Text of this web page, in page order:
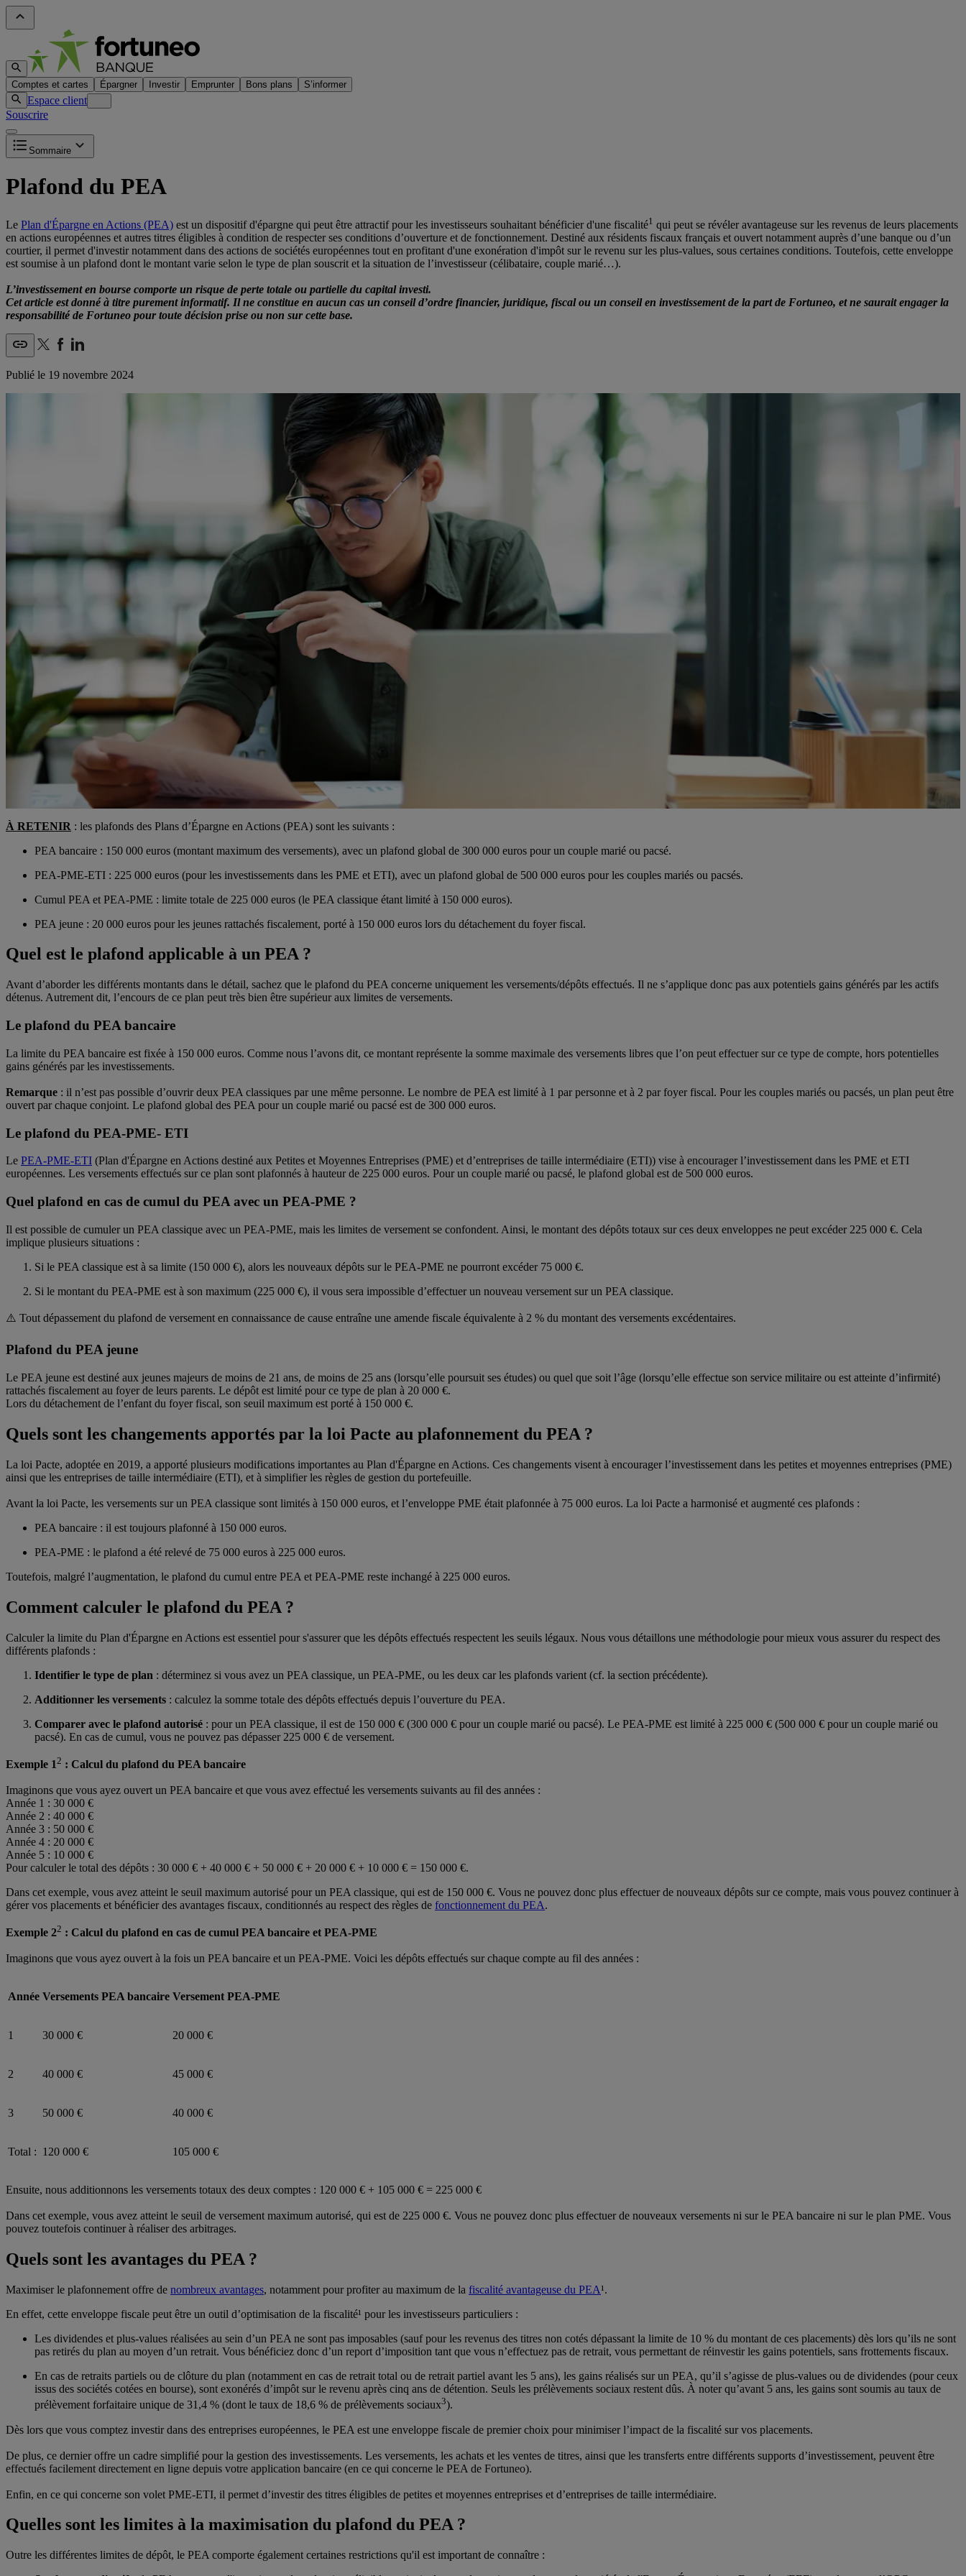
Comptes et cartes Épargner Investir Emprunter Bons plans S’informer
Espace client
Souscrire
Sommaire
Plafond du PEA
Le Plan d'Épargne en Actions (PEA) est un dispositif d'épargne qui peut être attractif pour les investisseurs souhaitant bénéficier d'une fiscalité1 qui peut se révéler avantageuse sur les revenus de leurs placements
en actions européennes et autres titres éligibles à condition de respecter ses conditions d’ouverture et de fonctionnement. Destiné aux résidents fiscaux français et ouvert notamment auprès d’une banque ou d’un
courtier, il permet d'investir notamment dans des actions de sociétés européennes tout en profitant d'une exonération d'impôt sur le revenu sur les plus-values, sous certaines conditions. Toutefois, cette enveloppe
est soumise à un plafond dont le montant varie selon le type de plan souscrit et la situation de l’investisseur (célibataire, couple marié…).
L’investissement en bourse comporte un risque de perte totale ou partielle du capital investi.
Cet article est donné à titre purement informatif. Il ne constitue en aucun cas un conseil d’ordre financier, juridique, fiscal ou un conseil en investissement de la part de Fortuneo, et ne saurait engager la
responsabilité de Fortuneo pour toute décision prise ou non sur cette base.
Publié le 19 novembre 2024
À RETENIR : les plafonds des Plans d’Épargne en Actions (PEA) sont les suivants :
PEA bancaire : 150 000 euros (montant maximum des versements), avec un plafond global de 300 000 euros pour un couple marié ou pacsé.
PEA-PME-ETI : 225 000 euros (pour les investissements dans les PME et ETI), avec un plafond global de 500 000 euros pour les couples mariés ou pacsés.
Cumul PEA et PEA-PME : limite totale de 225 000 euros (le PEA classique étant limité à 150 000 euros).
PEA jeune : 20 000 euros pour les jeunes rattachés fiscalement, porté à 150 000 euros lors du détachement du foyer fiscal.
Quel est le plafond applicable à un PEA ?
Avant d’aborder les différents montants dans le détail, sachez que le plafond du PEA concerne uniquement les versements/dépôts effectués. Il ne s’applique donc pas aux potentiels gains générés par les actifs
détenus. Autrement dit, l’encours de ce plan peut très bien être supérieur aux limites de versements.
Le plafond du PEA bancaire
La limite du PEA bancaire est fixée à 150 000 euros. Comme nous l’avons dit, ce montant représente la somme maximale des versements libres que l’on peut effectuer sur ce type de compte, hors potentielles
gains générés par les investissements.
Remarque : il n’est pas possible d’ouvrir deux PEA classiques par une même personne. Le nombre de PEA est limité à 1 par personne et à 2 par foyer fiscal. Pour les couples mariés ou pacsés, un plan peut être
ouvert par chaque conjoint. Le plafond global des PEA pour un couple marié ou pacsé est de 300 000 euros.
Le plafond du PEA-PME- ETI
Le PEA-PME-ETI (Plan d'Épargne en Actions destiné aux Petites et Moyennes Entreprises (PME) et d’entreprises de taille intermédiaire (ETI)) vise à encourager l’investissement dans les PME et ETI
européennes. Les versements effectués sur ce plan sont plafonnés à hauteur de 225 000 euros. Pour un couple marié ou pacsé, le plafond global est de 500 000 euros.
Quel plafond en cas de cumul du PEA avec un PEA-PME ?
Il est possible de cumuler un PEA classique avec un PEA-PME, mais les limites de versement se confondent. Ainsi, le montant des dépôts totaux sur ces deux enveloppes ne peut excéder 225 000 €. Cela
implique plusieurs situations :
Si le PEA classique est à sa limite (150 000 €), alors les nouveaux dépôts sur le PEA-PME ne pourront excéder 75 000 €.
Si le montant du PEA-PME est à son maximum (225 000 €), il vous sera impossible d’effectuer un nouveau versement sur un PEA classique.
⚠️ Tout dépassement du plafond de versement en connaissance de cause entraîne une amende fiscale équivalente à 2 % du montant des versements excédentaires.
Plafond du PEA jeune
Le PEA jeune est destiné aux jeunes majeurs de moins de 21 ans, de moins de 25 ans (lorsqu’elle poursuit ses études) ou quel que soit l’âge (lorsqu’elle effectue son service militaire ou est atteinte d’infirmité)
rattachés fiscalement au foyer de leurs parents. Le dépôt est limité pour ce type de plan à 20 000 €.
Lors du détachement de l’enfant du foyer fiscal, son seuil maximum est porté à 150 000 €.
Quels sont les changements apportés par la loi Pacte au plafonnement du PEA ?
La loi Pacte, adoptée en 2019, a apporté plusieurs modifications importantes au Plan d'Épargne en Actions. Ces changements visent à encourager l’investissement dans les petites et moyennes entreprises (PME)
ainsi que les entreprises de taille intermédiaire (ETI), et à simplifier les règles de gestion du portefeuille.
Avant la loi Pacte, les versements sur un PEA classique sont limités à 150 000 euros, et l’enveloppe PME était plafonnée à 75 000 euros. La loi Pacte a harmonisé et augmenté ces plafonds :
PEA bancaire : il est toujours plafonné à 150 000 euros.
PEA-PME : le plafond a été relevé de 75 000 euros à 225 000 euros.
Toutefois, malgré l’augmentation, le plafond du cumul entre PEA et PEA-PME reste inchangé à 225 000 euros.
Comment calculer le plafond du PEA ?
Calculer la limite du Plan d'Épargne en Actions est essentiel pour s'assurer que les dépôts effectués respectent les seuils légaux. Nous vous détaillons une méthodologie pour mieux vous assurer du respect des
différents plafonds :
Identifier le type de plan : déterminez si vous avez un PEA classique, un PEA-PME, ou les deux car les plafonds varient (cf. la section précédente).
Additionner les versements : calculez la somme totale des dépôts effectués depuis l’ouverture du PEA.
Comparer avec le plafond autorisé : pour un PEA classique, il est de 150 000 € (300 000 € pour un couple marié ou pacsé). Le PEA-PME est limité à 225 000 € (500 000 € pour un couple marié ou
pacsé). En cas de cumul, vous ne pouvez pas dépasser 225 000 € de versement.
Exemple 1 2 : Calcul du plafond du PEA bancaire
Imaginons que vous ayez ouvert un PEA bancaire et que vous avez effectué les versements suivants au fil des années :
Année 1 : 30 000 €
Année 2 : 40 000 €
Année 3 : 50 000 €
Année 4 : 20 000 €
Année 5 : 10 000 €
Pour calculer le total des dépôts : 30 000 € + 40 000 € + 50 000 € + 20 000 € + 10 000 € = 150 000 €.
Dans cet exemple, vous avez atteint le seuil maximum autorisé pour un PEA classique, qui est de 150 000 €. Vous ne pouvez donc plus effectuer de nouveaux dépôts sur ce compte, mais vous pouvez continuer à
gérer vos placements et bénéficier des avantages fiscaux, conditionnés au respect des règles de fonctionnement du PEA.
Exemple 22 : Calcul du plafond en cas de cumul PEA bancaire et PEA-PME
Imaginons que vous ayez ouvert à la fois un PEA bancaire et un PEA-PME. Voici les dépôts effectués sur chaque compte au fil des années :
Année Versements PEA bancaire Versement PEA-PME
1 30 000 € 20 000 €
2 40 000 € 45 000 €
3 50 000 € 40 000 €
Total : 120 000 € 105 000 €
Ensuite, nous additionnons les versements totaux des deux comptes : 120 000 € + 105 000 € = 225 000 €
Dans cet exemple, vous avez atteint le seuil de versement maximum autorisé, qui est de 225 000 €. Vous ne pouvez donc plus effectuer de nouveaux versements ni sur le PEA bancaire ni sur le plan PME. Vous
pouvez toutefois continuer à réaliser des arbitrages.
Quels sont les avantages du PEA ?
Maximiser le plafonnement offre de nombreux avantages, notamment pour profiter au maximum de la fiscalité avantageuse du PEA¹.
En effet, cette enveloppe fiscale peut être un outil d’optimisation de la fiscalité¹ pour les investisseurs particuliers :
Les dividendes et plus-values réalisées au sein d’un PEA ne sont pas imposables (sauf pour les revenus des titres non cotés dépassant la limite de 10 % du montant de ces placements) dès lors qu’ils ne sont
pas retirés du plan au moyen d’un retrait. Vous bénéficiez donc d’un report d’imposition tant que vous n’effectuez pas de retrait, vous permettant de réinvestir les gains potentiels, sans frottements fiscaux.
En cas de retraits partiels ou de clôture du plan (notamment en cas de retrait total ou de retrait partiel avant les 5 ans), les gains réalisés sur un PEA, qu’il s’agisse de plus-values ou de dividendes (pour ceux
issus des sociétés cotées en bourse), sont exonérés d’impôt sur le revenu après cinq ans de détention. Seuls les prélèvements sociaux restent dûs. À noter qu’avant 5 ans, les gains sont soumis au taux de
prélèvement forfaitaire unique de 31,4 % (dont le taux de 18,6 % de prélèvements sociaux3).
Dès lors que vous comptez investir dans des entreprises européennes, le PEA est une enveloppe fiscale de premier choix pour minimiser l’impact de la fiscalité sur vos placements.
De plus, ce dernier offre un cadre simplifié pour la gestion des investissements. Les versements, les achats et les ventes de titres, ainsi que les transferts entre différents supports d’investissement, peuvent être
effectués facilement directement en ligne depuis votre application bancaire (en ce qui concerne le PEA de Fortuneo).
Enfin, en ce qui concerne son volet PME-ETI, il permet d’investir des titres éligibles de petites et moyennes entreprises et d’entreprises de taille intermédiaire.
Quelles sont les limites à la maximisation du plafond du PEA ?
Outre les différentes limites de dépôt, le PEA comporte également certaines restrictions qu'il est important de connaître :